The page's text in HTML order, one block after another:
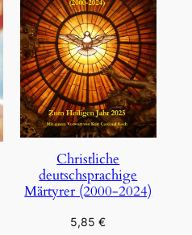
Christliche
deutschsprachige
Märtyrer (2000-2024)
5,85€